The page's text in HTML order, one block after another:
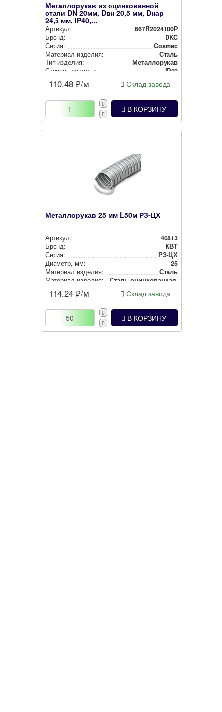
Металлорукав из оцинкованной
стали DN 20мм, Dвн 20,5 мм, Dнар
24,5 мм, IP40,...
Артикул:
667R2024100P
Бренд:
DKC
Серия:
Cosmec
Материал изделия:
Сталь
Тип изделия:
Метал­ло­ру­кав
Степень защиты:
IP40
110.48 ₽/м Склад завода
В КОРЗИНУ
Металлорукав 25 мм L50м РЗ-ЦХ
Артикул:
40813
Бренд:
КВТ
Серия:
РЗ-ЦХ
Диаметр, мм:
25
Материал изделия:
Сталь
Материал изделия:
Сталь оцин­ко­ван­ная окрашенная
Тип изделия:
Степень защиты:
IP40
114.24 ₽/м Склад завода
В КОРЗИНУ